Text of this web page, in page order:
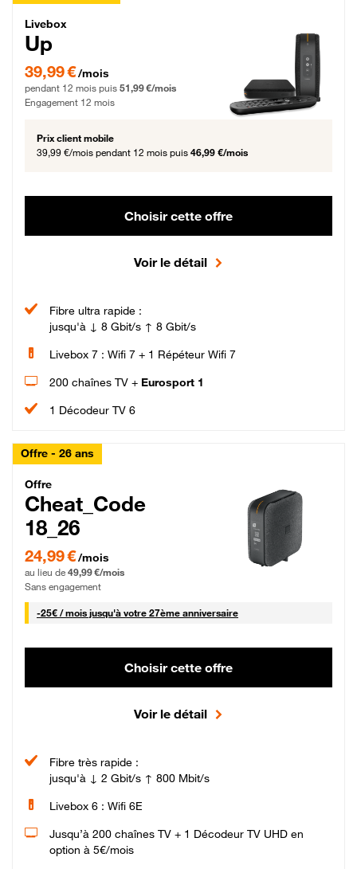
Livebox Up Fibre
Livebox
Up
39,99 € par mois pendant 12 mois puis 51,99 € par mois, Engagement 12 mois
39,99 €/mois
pendant 12 mois puis 51,99 €/mois
Engagement 12 mois
Prix client mobile
39,99 €/mois pendant 12 mois puis 46,99 €/mois
Choisir cette offre
Voir le détail
Fibre ultra rapide :
jusqu'à ↓ 8 Gbit/s ↑ 8 Gbit/s
Livebox 7 : Wifi 7 + 1 Répéteur Wifi 7
200 chaînes TV + Eurosport 1
1 Décodeur TV 6
Offre - 26 ans
Cheat_Code Fibre_18_26
Offre
Cheat_Code
18_26
24,99 € par mois pendant 0 mois puis 49,99 € par mois, Sans engagement
24,99 €/mois
au lieu de 49,99 €/mois
Sans engagement
-25€ / mois25 € par mois
jusqu'à votre 27ème anniversaire
Choisir cette offre
Voir le détail
Fibre très rapide :
jusqu'à ↓ 2 Gbit/s ↑ 800 Mbit/s
Livebox 6 : Wifi 6E
Jusqu’à 200 chaînes TV + 1 Décodeur TV UHD en
option à 5€/mois